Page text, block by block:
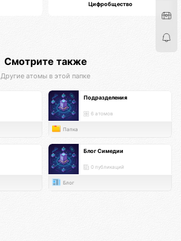
Цифробщество
Смотрите также
Другие атомы в этой папке
Подразделения
6 атомов
Папка
Блог Симедии
0 публикаций
Блог